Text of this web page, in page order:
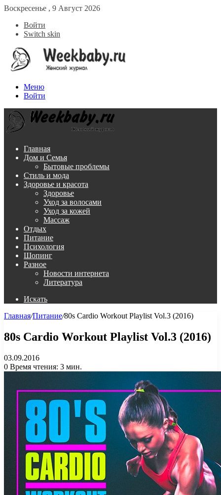
Воскресенье , 9 Август 2026
Войти
Switch skin
Меню
Войти
Главная
Дом и Семья
Бытовые проблемы
Стиль и мода
Здоровье и красота
Здоровье
Уход за волосами
Уход за кожей
Массаж
Отдых
Питание
Психология
Шопинг
Разное
Новости интернета
Литература
Искать
Главная/Питание/80s Cardio Workout Playlist Vol.3 (2016)
80s Cardio Workout Playlist Vol.3 (2016)
03.09.2016
0 Время чтения: 3 мин.